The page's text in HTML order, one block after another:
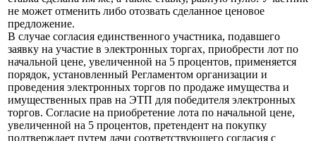
не может отменить либо отозвать сделанное ценовое
предложение.
В случае согласия единственного участника, подавшего
заявку на участие в электронных торгах, приобрести лот по
начальной цене, увеличенной на 5 процентов, применяется
порядок, установленный Регламентом организации и
проведения электронных торгов по продаже имущества и
имущественных прав на ЭТП для победителя электронных
торгов. Согласие на приобретение лота по начальной цене,
увеличенной на 5 процентов, претендент на покупку
подтверждает путем дачи соответствующего согласия с